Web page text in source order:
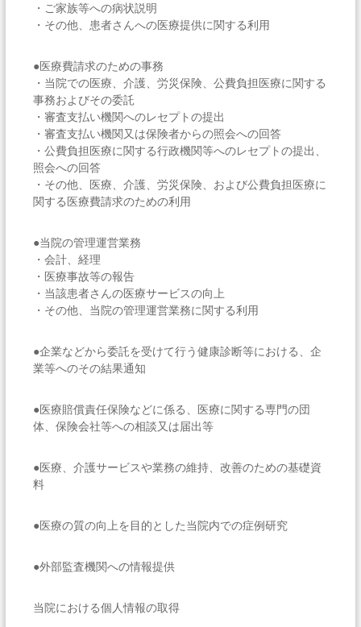
・ご家族等への病状説明
・その他、患者さんへの医療提供に関する利用
●医療費請求のための事務
・当院での医療、介護、労災保険、公費負担医療に関する
事務およびその委託
・審査支払い機関へのレセプトの提出
・審査支払い機関又は保険者からの照会への回答
・公費負担医療に関する行政機関等へのレセプトの提出、
照会への回答
・その他、医療、介護、労災保険、および公費負担医療に
関する医療費請求のための利用
●当院の管理運営業務
・会計、経理
・医療事故等の報告
・当該患者さんの医療サービスの向上
・その他、当院の管理運営業務に関する利用
●企業などから委託を受けて行う健康診断等における、企
業等へのその結果通知
●医療賠償責任保険などに係る、医療に関する専門の団
体、保険会社等への相談又は届出等
●医療、介護サービスや業務の維持、改善のための基礎資
料
●医療の質の向上を目的とした当院内での症例研究
●外部監査機関への情報提供
当院における個人情報の取得